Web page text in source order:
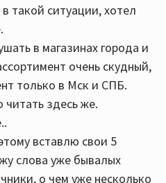
такой ситуации, хотел
в магазинах города и
очень скудный,
только в Мск и СПБ.
здесь же.
вставлю свои 5
слова уже бывалых
о чем уже несколько